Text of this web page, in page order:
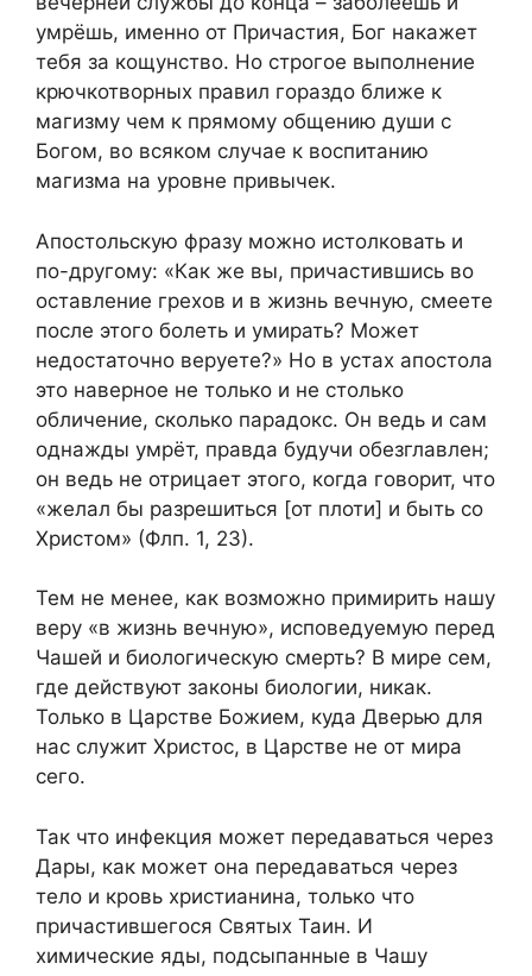
умрёшь, именно от Причастия, Бог накажет
тебя за кощунство. Но строгое выполнение
крючкотворных правил гораздо ближе к
магизму чем к прямому общению души с
Богом, во всяком случае к воспитанию
магизма на уровне привычек.
Апостольскую фразу можно истолковать и
по-другому: «Как же вы, причастившись во
оставление грехов и в жизнь вечную, смеете
после этого болеть и умирать? Может
недостаточно веруете?» Но в устах апостола
это наверное не только и не столько
обличение, сколько парадокс. Он ведь и сам
однажды умрёт, правда будучи обезглавлен;
он ведь не отрицает этого, когда говорит, что
«желал бы разрешиться [от плоти] и быть со
Христом» (Флп. 1, 23).
Тем не менее, как возможно примирить нашу
веру «в жизнь вечную», исповедуемую перед
Чашей и биологическую смерть? В мире сем,
где действуют законы биологии, никак.
Только в Царстве Божием, куда Дверью для
нас служит Христос, в Царстве не от мира
сего.
Так что инфекция может передаваться через
Дары, как может она передаваться через
тело и кровь христианина, только что
причастившегося Святых Таин. И
химические яды, подсыпанные в Чашу